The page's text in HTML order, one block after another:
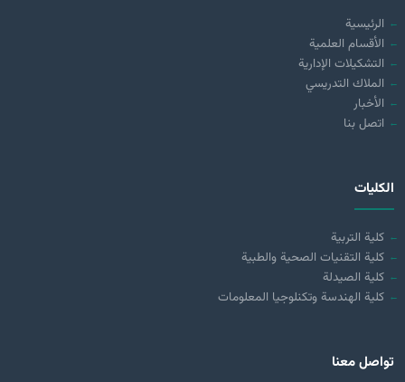
الرئيسية
الأقسام العلمية
التشكيلات الإدارية
الملاك التدريسي
الأخبار
اتصل بنا
الكليات
كلية التربية
كلية التقنيات الصحية والطبية
كلية الصيدلة
كلية الهندسة وتكنلوجيا المعلومات
تواصل معنا